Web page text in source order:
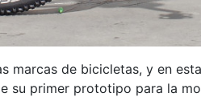
marcas de bicicletas, y en
primer prototipo para la